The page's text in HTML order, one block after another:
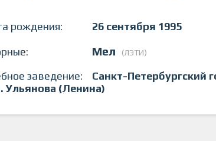
рождения: 26 сентября 1995
Мел (ЛЭТИ)
заведение:
Санкт-Петербургский
Ульянова (Ленина)